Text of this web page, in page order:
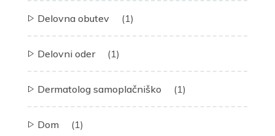
Delovna obutev (1)
Delovni oder (1)
Dermatolog samoplačniško (1)
Dom (1)